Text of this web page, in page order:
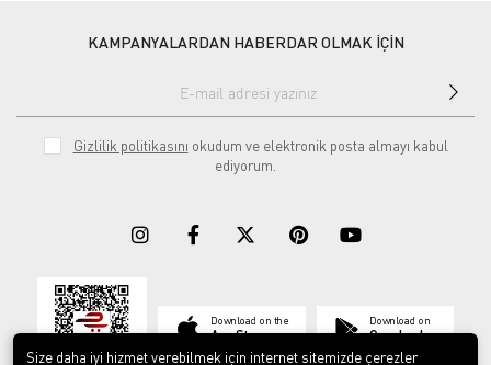
KAMPANYALARDAN HABERDAR OLMAK İÇİN
Gizlilik politikasını okudum ve elektronik posta almayı kabul
ediyorum.
Download on the
App Store
Download on
Google play
Size daha iyi hizmet verebilmek için internet sitemizde çerezler